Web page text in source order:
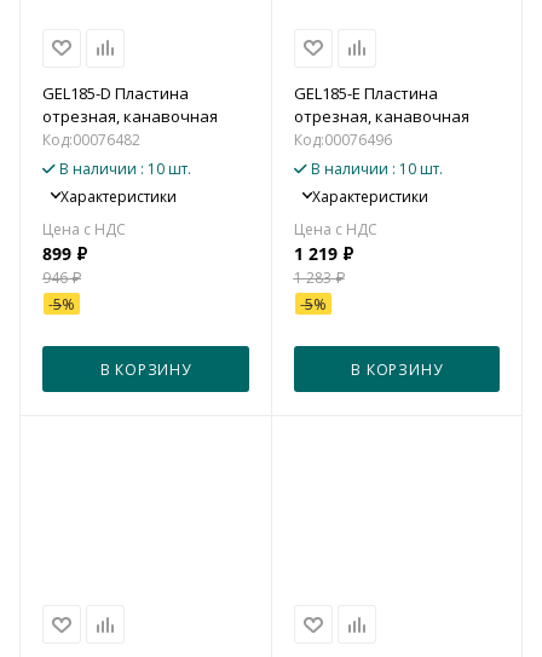
GEL185-D Пластина
отрезная, канавочная
Код:00076482
В наличии : 10 шт.
Характеристики
899 ₽
946₽
-5%
В КОРЗИНУ
GEL185-E Пластина
отрезная, канавочная
Код:00076496
В наличии : 10 шт.
Характеристики
1 219₽
1 283₽
-5%
В КОРЗИНУ